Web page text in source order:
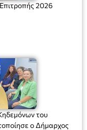
2026
του
ο Δήμαρχος